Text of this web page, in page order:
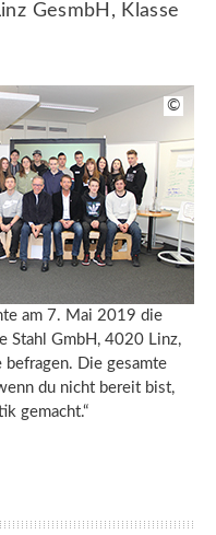
GesmbH, Klasse
am 7. Mai 2019 die
Stahl GmbH, 4020 Linz,
befragen. Die gesamte
du nicht bereit bist,
gemacht.“
©